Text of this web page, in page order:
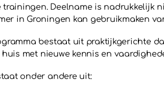
trainingen. Deelname is nadrukkelijk
in Groningen kan gebruikmaken
bestaat uit praktijkgerichte
met nieuwe kennis en
onder andere uit: